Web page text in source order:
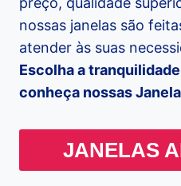
nossas janelas são
atender às suas
Escolha a
conheça nossas
JANELAS